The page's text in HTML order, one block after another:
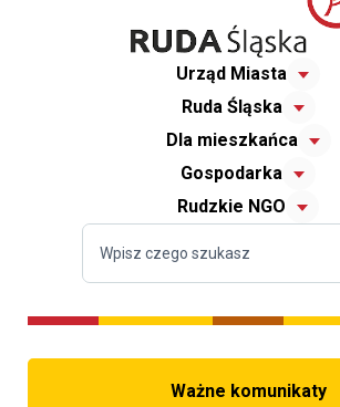
Urząd Miasta
Ruda Śląska
Dla mieszkańca
Gospodarka
Rudzkie NGO
Ważne komunikaty